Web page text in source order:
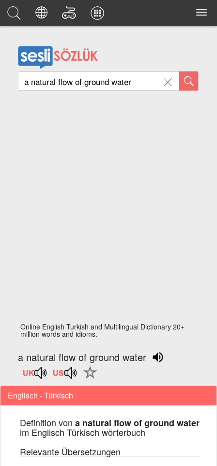
Online English Turkish and Multilingual Dictionary 20+
million words and idioms.
a natural flow of ground water
Englisch - Türkisch
Definition von a natural flow of ground water
im Englisch Türkisch wörterbuch
Relevante Übersetzungen